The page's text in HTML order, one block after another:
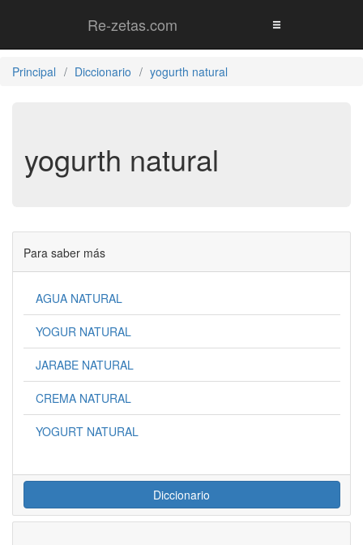
Re-zetas.com
Principal Diccionario yogurth natural
yogurth natural
Para saber más
AGUA NATURAL
YOGUR NATURAL
JARABE NATURAL
CREMA NATURAL
YOGURT NATURAL
Diccionario